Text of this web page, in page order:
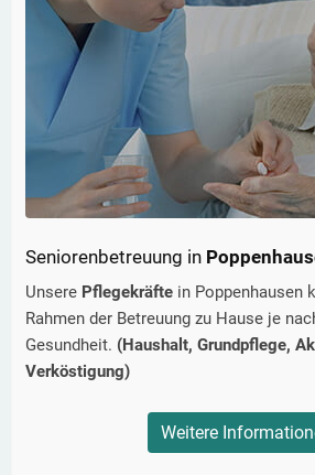
Seniorenbetreuung in
Unsere Pflegekräfte in Poppenhausen
Rahmen der Betreuung zu Hause je
Gesundheit. (Haushalt, Grundpflege,
Verköstigung)
Weitere